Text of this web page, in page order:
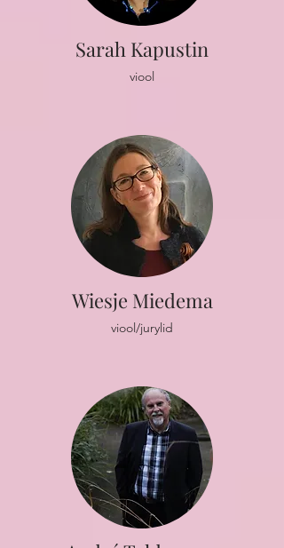
Sarah Kapustin
viool
Wiesje Miedema
viool/jurylid